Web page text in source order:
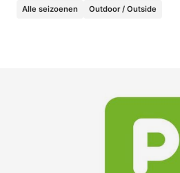
Alle seizoenen Outdoor / Outside